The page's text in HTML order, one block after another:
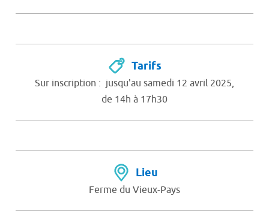
Tarifs
Sur inscription : jusqu'au samedi 12 avril 2025,
de 14h à 17h30
Lieu
Ferme du Vieux-Pays